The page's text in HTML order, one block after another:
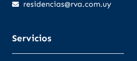
residencias@rva.com.uy
Servicios